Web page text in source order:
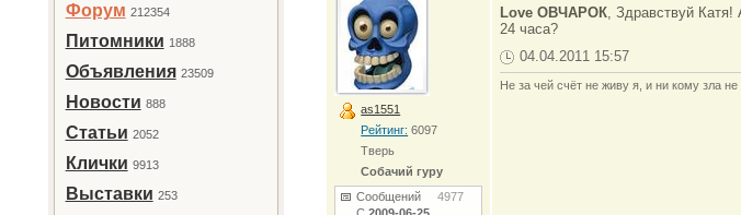
Форум 212354
Питомники 1888
Объявления 23509
Новости 888
Статьи 2052
Клички 9913
Выставки 253
as1551
Рейтинг: 6097
Тверь
Собачий гуру
Сообщений4977
Love ОВЧАРОК, Здравствуй Катя!
24 часа?
04.04.2011 15:57
Не за чей счёт не живу я, и ни кому зла